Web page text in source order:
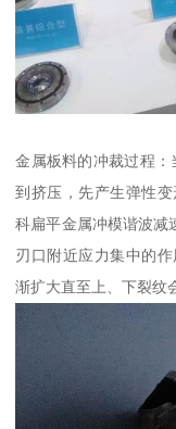
金属板料的冲裁过程
到挤压，先产生弹性
科扁平金属冲模谐波减
刃口附近应力集中的
渐扩大直至上、下裂纹